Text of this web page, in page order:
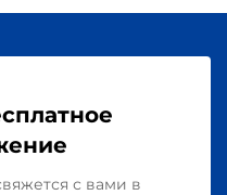
с вами в